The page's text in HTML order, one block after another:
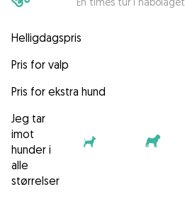
Helligdagspris
Pris for valp
Pris for ekstra hund
Jeg tar
imot
hunder i
alle
størrelser